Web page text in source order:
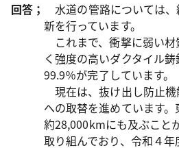
回答；
水道の管路については
新を行っています。
これまで、衝撃に弱い
く強度の高いダクタイル鋳
99.9％が完了しています。
現在は、抜け出し防止
への取替を進めています
約28,000kmにも及ぶこと
取り組んでおり、令和４